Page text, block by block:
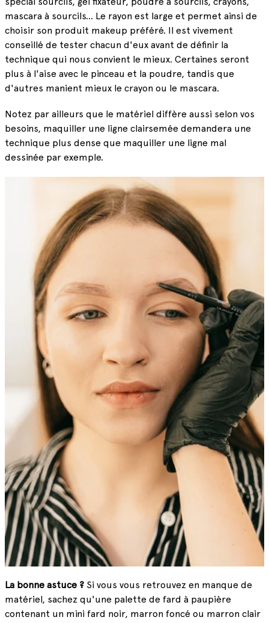
mascara à sourcils... Le rayon est large et permet ainsi de
choisir son produit makeup préféré. Il est vivement
conseillé de tester chacun d'eux avant de définir la
technique qui nous convient le mieux. Certaines seront
plus à l'aise avec le pinceau et la poudre, tandis que
d'autres manient mieux le crayon ou le mascara.
Notez par ailleurs que le matériel diffère aussi selon vos
besoins, maquiller une ligne clairsemée demandera une
technique plus dense que maquiller une ligne mal
dessinée par exemple.
La bonne astuce ? Si vous vous retrouvez en manque de
matériel, sachez qu'une palette de fard à paupière
contenant un mini fard noir, marron foncé ou marron clair